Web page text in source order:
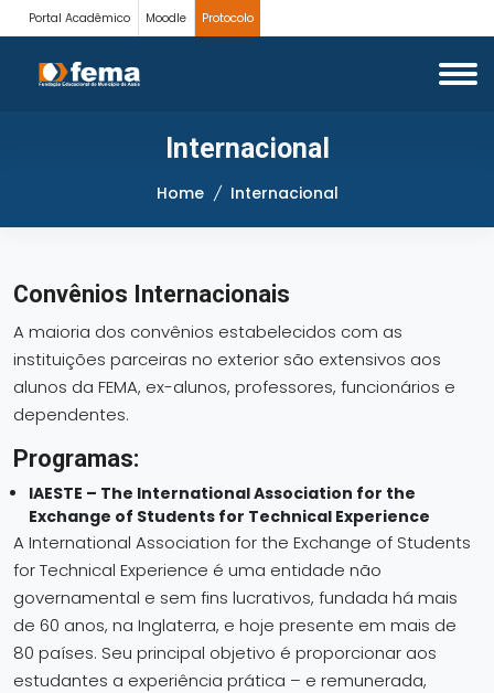
Portal Acadêmico Moodle Protocolo
Internacional
Home Internacional
Convênios Internacionais
A maioria dos convênios estabelecidos com as
instituições parceiras no exterior são extensivos aos
alunos da FEMA, ex-alunos, professores, funcionários e
dependentes.
Programas:
IAESTE – The International Association for the
Exchange of Students for Technical Experience
A International Association for the Exchange of Students
for Technical Experience é uma entidade não
governamental e sem fins lucrativos, fundada há mais
de 60 anos, na Inglaterra, e hoje presente em mais de
80 países. Seu principal objetivo é proporcionar aos
estudantes a experiência prática – e remunerada,